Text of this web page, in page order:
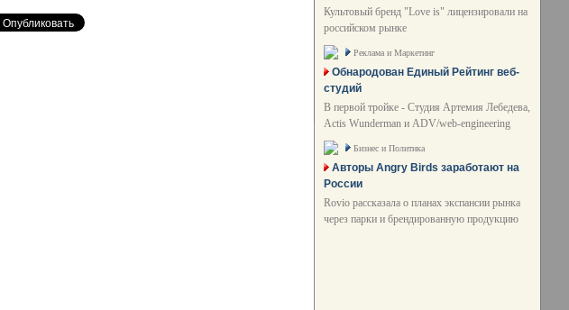
Культовый бренд "Love is" лицензировали на
российском рынке
Реклама и Маркетинг
Обнародован Единый Рейтинг веб-
студий
В первой тройке - Студия Артемия Лебедева,
Actis Wunderman и ADV/web-engineering
Бизнес и Политика
Авторы Angry Birds заработают на
России
Rovio рассказала о планах экспансии рынка
через парки и брендированную продукцию